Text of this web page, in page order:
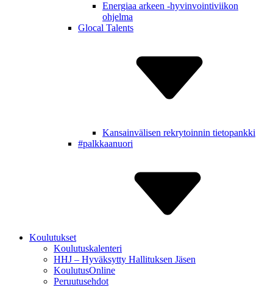
Energiaa arkeen -hyvinvointiviikon
ohjelma
Glocal Talents
Kansain­välisen rekry­toinnin tietopankki
#palkkaa­nuori
Koulutukset
Koulutuskalenteri
HHJ – Hyväksytty Hallituksen Jäsen
Koulutus­Online
Peruutus­ehdot